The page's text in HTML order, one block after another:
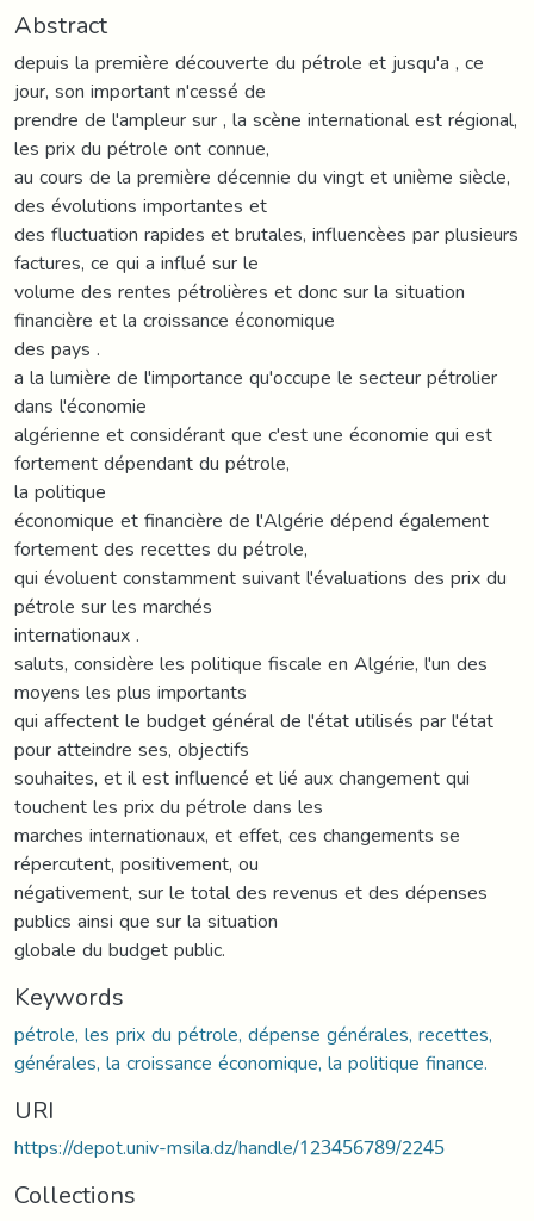
Abstract
depuis la première découverte du pétrole et jusqu'a , ce
jour, son important n'cessé de
prendre de l'ampleur sur , la scène international est régional,
les prix du pétrole ont connue,
au cours de la première décennie du vingt et unième siècle,
des évolutions importantes et
des fluctuation rapides et brutales, influencèes par plusieurs
factures, ce qui a influé sur le
volume des rentes pétrolières et donc sur la situation
financière et la croissance économique
des pays .
a la lumière de l'importance qu'occupe le secteur pétrolier
dans l'économie
algérienne et considérant que c'est une économie qui est
fortement dépendant du pétrole,
la politique
économique et financière de l'Algérie dépend également
fortement des recettes du pétrole,
qui évoluent constamment suivant l'évaluations des prix du
pétrole sur les marchés
internationaux .
saluts, considère les politique fiscale en Algérie, l'un des
moyens les plus importants
qui affectent le budget général de l'état utilisés par l'état
pour atteindre ses, objectifs
souhaites, et il est influencé et lié aux changement qui
touchent les prix du pétrole dans les
marches internationaux, et effet, ces changements se
répercutent, positivement, ou
négativement, sur le total des revenus et des dépenses
publics ainsi que sur la situation
globale du budget public.
Keywords
pétrole, les prix du pétrole, dépense générales, recettes,
générales, la croissance économique, la politique finance.
URI
https://depot.univ-msila.dz/handle/123456789/2245
Collections